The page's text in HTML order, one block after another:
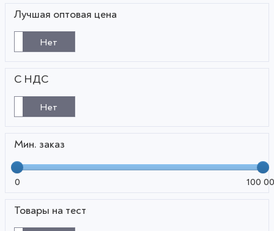
Лучшая оптовая цена
Нет
С НДС
Нет
Мин. заказ
0 100
Товары на тест